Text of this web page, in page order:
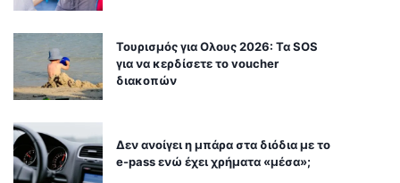
Τουρισμός για Ολους 2026: Τα SOS
για να κερδίσετε το voucher
διακοπών
Δεν ανοίγει η μπάρα στα διόδια με το
e-pass ενώ έχει χρήματα «μέσα»;